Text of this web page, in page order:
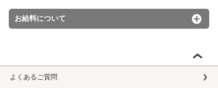
お給料について
よくあるご質問